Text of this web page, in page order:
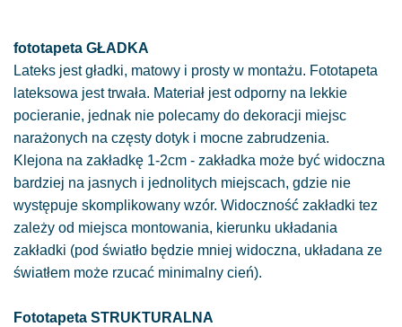
fototapeta GŁADKA
Lateks jest gładki, matowy i prosty w montażu. Fototapeta
lateksowa jest trwała. Materiał jest odporny na lekkie
pocieranie, jednak nie polecamy do dekoracji miejsc
narażonych na częsty dotyk i mocne zabrudzenia.
Klejona na zakładkę 1-2cm - zakładka może być widoczna
bardziej na jasnych i jednolitych miejscach, gdzie nie
występuje skomplikowany wzór. Widoczność zakładki tez
zależy od miejsca montowania, kierunku układania
zakładki (pod światło będzie mniej widoczna, układana ze
światłem może rzucać minimalny cień).
Fototapeta STRUKTURALNA